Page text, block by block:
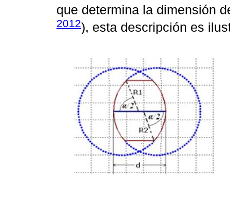
que determina la dimensión
2012), esta descripción es